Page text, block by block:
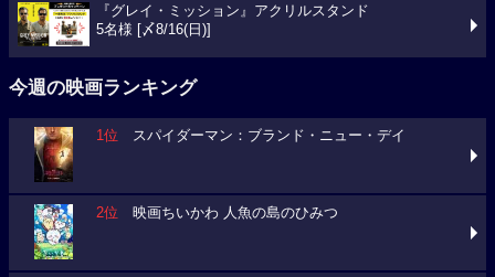
『グレイ・ミッション』アクリルスタンド
5名様 [〆8/16(日)]
今週の映画ランキング
1位 スパイダーマン：ブランド・ニュー・デイ
2位 映画ちいかわ 人魚の島のひみつ